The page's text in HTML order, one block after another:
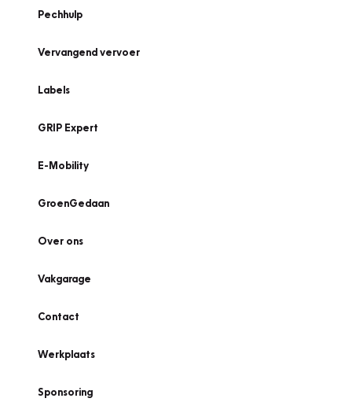
Pechhulp
Vervangend vervoer
Labels
GRIP Expert
E-Mobility
GroenGedaan
Over ons
Vakgarage
Contact
Werkplaats
Sponsoring